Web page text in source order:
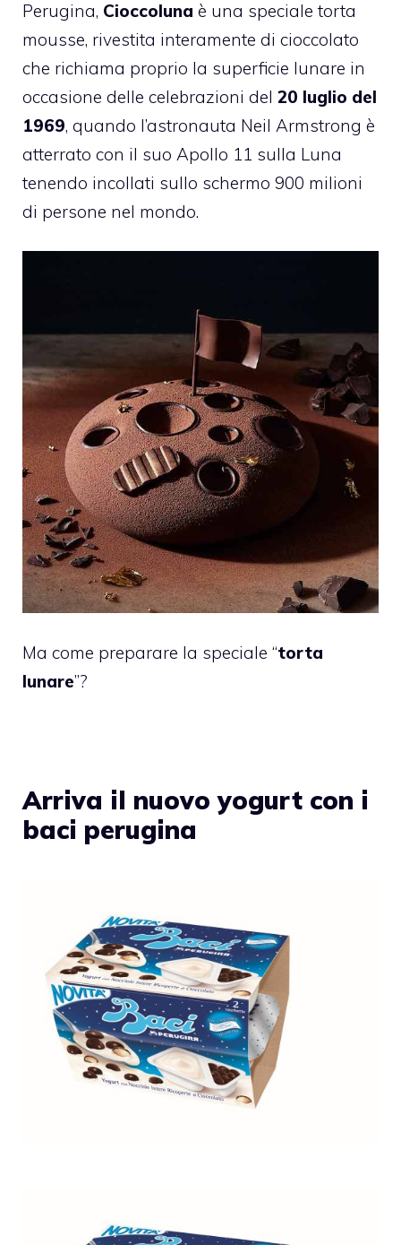
Perugina, Cioccoluna è una speciale torta
mousse, rivestita interamente di cioccolato
che richiama proprio la superficie lunare in
occasione delle celebrazioni del 20 luglio del
1969, quando l’astronauta Neil Armstrong è
atterrato con il suo Apollo 11 sulla Luna
tenendo incollati sullo schermo 900 milioni
di persone nel mondo.
Ma come preparare la speciale “torta
lunare”?
Arriva il nuovo yogurt con i
baci perugina